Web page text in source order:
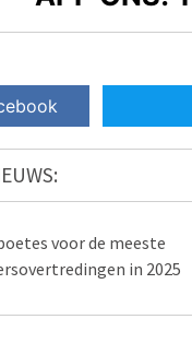
voor de meeste
in 2025